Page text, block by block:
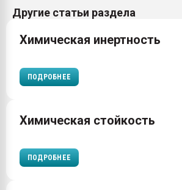
Другие статьи раздела
Химическая инертность
ПОДРОБНЕЕ
Химическая стойкость
ПОДРОБНЕЕ